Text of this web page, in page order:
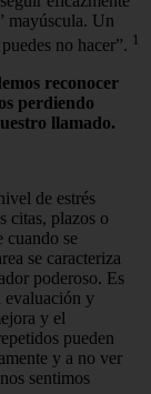
mayúscula. Un
no hacer”. 1
reconocer
perdiendo
llamado.
de estrés
citas, plazos o
cuando se
se caracteriza
poderoso. Es
evaluación y
y el
pueden
y a no ver
sentimos